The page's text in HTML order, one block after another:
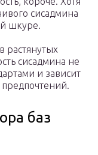
сисадмина
шкуре.
растянутых
сисадмина не
и зависит
баз